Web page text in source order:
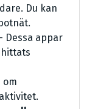
Du kan
Dessa appar
om